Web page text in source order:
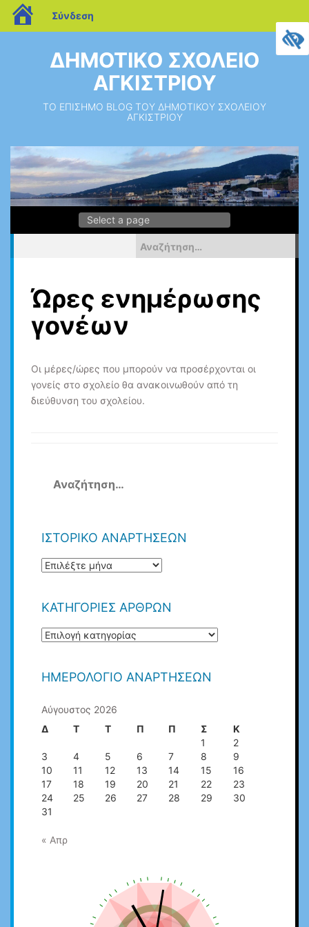
περιεχόμενοΔΗΜΟΤΙΚΟ ΣΧΟΛΕΙΟ
ΑΓΚΙΣΤΡΙΟΥ
ΤΟ ΕΠΙΣΗΜΟ BLOG ΤΟΥ ΔΗΜΟΤΙΚΟΥ ΣΧΟΛΕΙΟΥ
ΑΓΚΙΣΤΡΙΟΥ
για:
Ώρες ενημέρωσης
γονέων
Οι μέρες/ώρες που μπορούν να προσέρχονται οι
γονείς στο σχολείο θα ανακοινωθούν από τη
διεύθυνση του σχολείου.
για:
ΙΣΤΟΡΙΚΟ ΑΝΑΡΤΗΣΕΩΝ
ΙΣΤΟΡΙΚΟ
ΚΑΤΗΓΟΡΙΕΣ ΑΡΘΡΩΝ
ΚΑΤΗΓΟΡΙΕΣ
ΗΜΕΡΟΛΌΓΙΟ ΑΝΑΡΤΉΣΕΩΝ
Αύγουστος 2026
Δ
Τ Τ Π Π Σ
Κ
1
2
3
4 5 6 7 8
9
10
11 12 13 14 15
16
17
18 19 20 21 22
23
24
25 26 27 28 29
30
31
« Απρ
blogs.sch.gr
Σύνδεση